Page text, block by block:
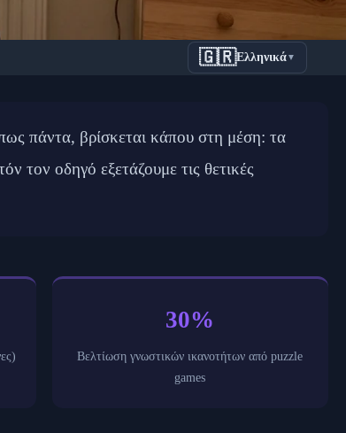
🇬🇷Ελληνικά▼
πάντα, βρίσκεται κάπου στη μέση: τα
τον οδηγό εξετάζουμε τις θετικές
30%
Βελτίωση γνωστικών ικανοτήτων από puzzle
games